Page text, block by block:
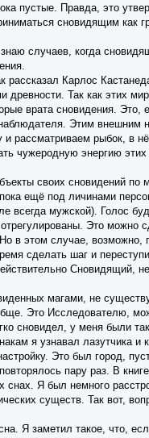
пустые. Правда, это
сновидящим как
случаев, когда
Карлос
Так как этих
врата сновидения.
Этим
рассматриваем рыбок, в
чужеродную энергию
своих сновидений
ещё под личинами
всегда мужской). Голос
Это можно
Но в этом случае,
сделать шаг и
Сновидящий,
магами, не
Это Исследователю,
сновидел, у меня были
я узнавал лазутчика
Это был город,
пару раз. В
снах. Я был немного
существ. Так вот,
Я заметил такое, что,